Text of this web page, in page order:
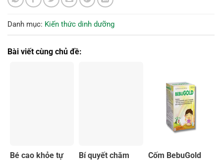
Danh mục: Kiến thức dinh dưỡng
Bài viết cùng chủ đề:
Bé cao khỏe tự
Bí quyết chăm
Cốm BebuGold